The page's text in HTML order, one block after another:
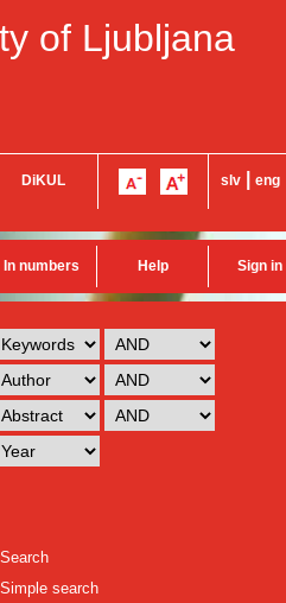
of Ljubljana
DiKUL slv eng
In numbers Help Sign in
Search
Simple search